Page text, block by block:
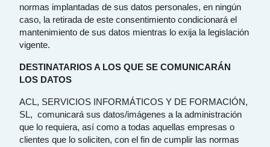
normas implantadas de sus datos personales, en ningún
caso, la retirada de este consentimiento condicionará el
mantenimiento de sus datos mientras lo exija la legislación
vigente.
DESTINATARIOS A LOS QUE SE COMUNICARÁN
LOS DATOS
ACL, SERVICIOS INFORMÁTICOS Y DE FORMACIÓN,
SL, comunicará sus datos/imágenes a la administración
que lo requiera, así como a todas aquellas empresas o
clientes que lo soliciten, con el fin de cumplir las normas